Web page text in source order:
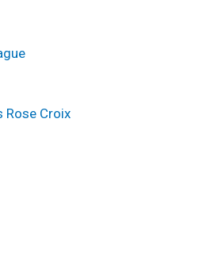
Rose Croix